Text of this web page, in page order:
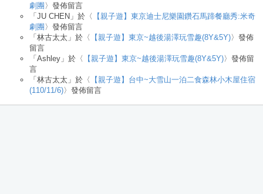
劇團 〉發佈留言
「 JU CHEN 」於〈
【親子遊】東京迪士尼樂園鑽石馬蹄餐廳秀:米奇
劇團 〉發佈留言
「 林古太太 」於〈 【親子遊】東京~越後湯澤玩雪趣(8Y&5Y)〉發佈
留言
「 Ashley 」於〈 【親子遊】東京~越後湯澤玩雪趣(8Y&5Y)〉發佈留
言
「 林古太太 」於〈
【親子遊】台中~大雪山一泊二食森林小木屋住宿
(110/11/6)〉發佈留言